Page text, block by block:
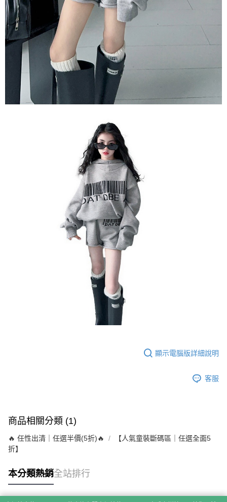
顯示電腦版詳細說明
客服
商品相關分類 (1)
🔥 任性出清｜任選半價(5折)🔥
【人氣童裝斷碼區｜任選全面5
折】
本分類熱銷全站排行